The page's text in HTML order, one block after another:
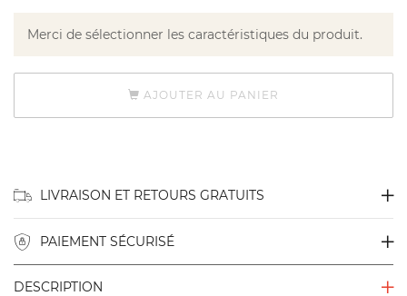
Merci de sélectionner les caractéristiques du produit.
AJOUTER AU PANIER
LIVRAISON ET RETOURS GRATUITS
PAIEMENT SÉCURISÉ
DESCRIPTION